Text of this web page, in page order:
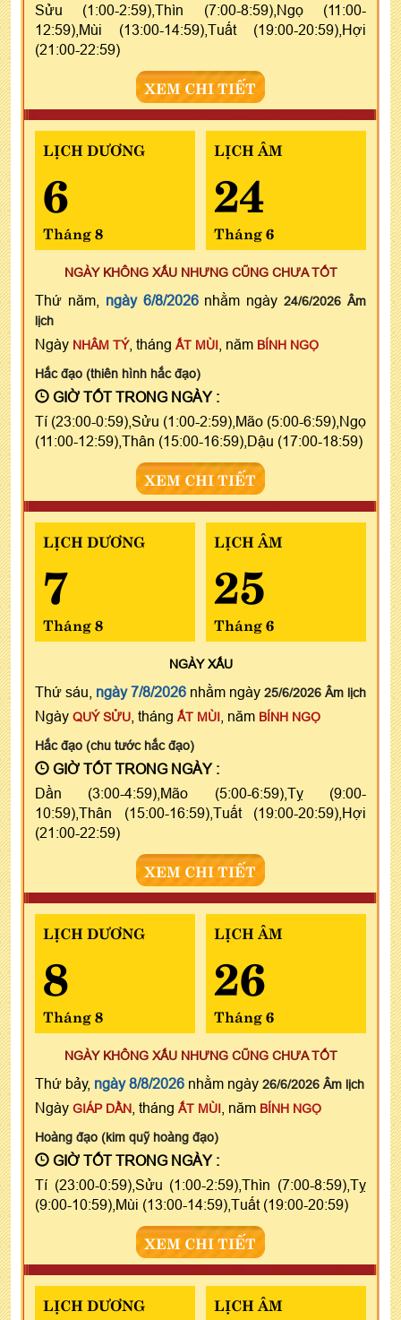
Sửu (1:00-2:59),Thìn (7:00-8:59),Ngọ (11:00-
12:59),Mùi (13:00-14:59),Tuất (19:00-20:59),Hợi
(21:00-22:59)
XEM CHI TIẾT
LỊCH DƯƠNG
6
Tháng 8
LỊCH ÂM
24
Tháng 6
NGÀY KHÔNG XẤU NHƯNG CŨNG CHƯA TỐT
Thứ năm, ngày 6/8/2026nhằm ngày24/6/2026 Âm
lịch
Ngày NHÂM TÝ, tháng ẤT MÙI , năm BÍNH NGỌ
Hắc đạo (thiên hình hắc đạo)
GIỜ TỐT TRONG NGÀY :
Tí (23:00-0:59),Sửu (1:00-2:59),Mão (5:00-6:59),Ngọ
(11:00-12:59),Thân (15:00-16:59),Dậu (17:00-18:59)
XEM CHI TIẾT
LỊCH DƯƠNG
7
Tháng 8
LỊCH ÂM
25
Tháng 6
NGÀYXẤU
Thứ sáu, ngày 7/8/2026 nhằm ngày 25/6/2026 Âm lịch
Ngày QUÝ SỬU , tháng ẤT MÙI , năm BÍNH NGỌ
Hắc đạo (chu tước hắc đạo)
GIỜ TỐT TRONG NGÀY :
Dần (3:00-4:59),Mão (5:00-6:59),Tỵ (9:00-
10:59),Thân (15:00-16:59),Tuất (19:00-20:59),Hợi
(21:00-22:59)
XEM CHI TIẾT
LỊCH DƯƠNG
8
Tháng 8
LỊCH ÂM
26
Tháng 6
NGÀY KHÔNG XẤU NHƯNG CŨNG CHƯA TỐT
Thứ bảy, ngày 8/8/2026 nhằm ngày 26/6/2026 Âm lịch
Ngày GIÁP DẦN , tháng ẤT MÙI , năm BÍNH NGỌ
Hoàng đạo (kim quỹ hoàng đạo)
GIỜ TỐT TRONG NGÀY :
Tí (23:00-0:59),Sửu (1:00-2:59),Thìn (7:00-8:59),Tỵ
(9:00-10:59),Mùi (13:00-14:59),Tuất (19:00-20:59)
XEM CHI TIẾT
LỊCH DƯƠNG LỊCH ÂM